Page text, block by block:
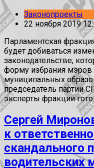
Законопроекты
22 ноября 2019
Парламентская
будет добиваться
законодательстве,
форму избрания мэров
муниципальных
председатель партии
эксперты фракции
Сергей
к
скандального
водительских